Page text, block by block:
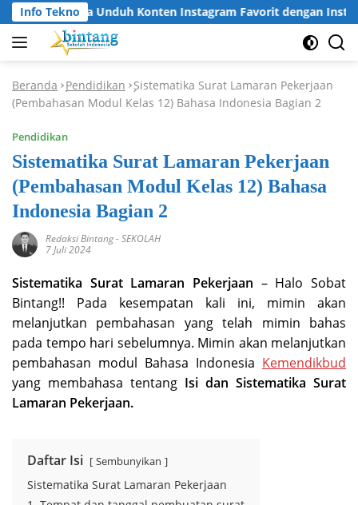
Langsung
ke
konten
Info TeknoCara Unduh Konten Instagram Favorit dengan
Beranda -Pendidikan -Sistematika Surat Lamaran Pekerjaan
(Pembahasan Modul Kelas 12) Bahasa Indonesia Bagian 2
Pendidikan
Sistematika Surat Lamaran Pekerjaan
(Pembahasan Modul Kelas 12) Bahasa
Indonesia Bagian 2
Redaksi Bintang-SEKOLAH
7 Juli 2024
Sistematika Surat Lamaran Pekerjaan – Halo Sobat
Bintang!! Pada kesempatan kali ini, mimin akan
melanjutkan pembahasan yang telah mimin bahas
pada tempo hari sebelumnya. Mimin akan melanjutkan
pembahasan modul Bahasa Indonesia Kemendikbud
yang membahasa tentang Isi dan Sistematika Surat
Lamaran Pekerjaan.
Daftar Isi Sembunyikan
Sistematika Surat Lamaran Pekerjaan